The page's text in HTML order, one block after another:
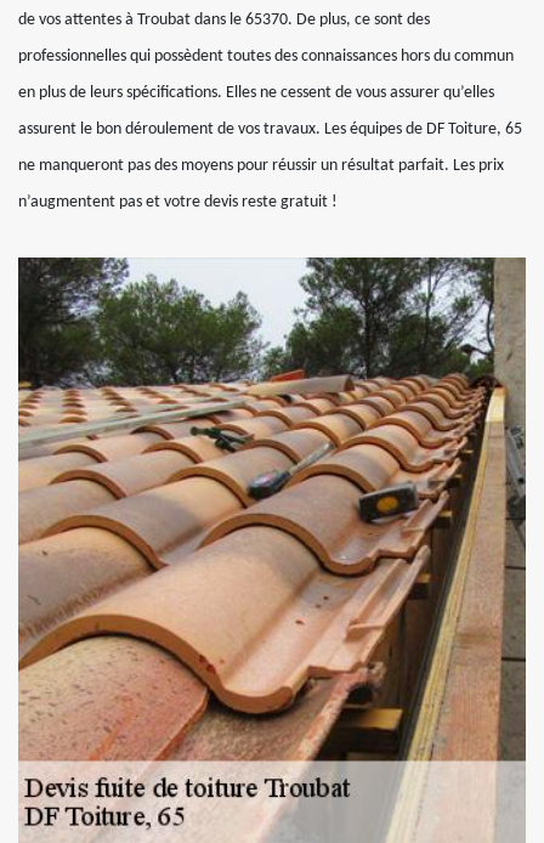
de vos attentes à Troubat dans le 65370. De plus, ce sont des
professionnelles qui possèdent toutes des connaissances hors du commun
en plus de leurs spécifications. Elles ne cessent de vous assurer qu’elles
assurent le bon déroulement de vos travaux. Les équipes de DF Toiture, 65
ne manqueront pas des moyens pour réussir un résultat parfait. Les prix
n’augmentent pas et votre devis reste gratuit !